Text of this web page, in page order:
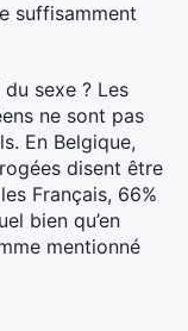
suffisamment
du sexe ? Les
ne sont pas
En Belgique,
disent être
Français, 66%
bien qu’en
mentionné